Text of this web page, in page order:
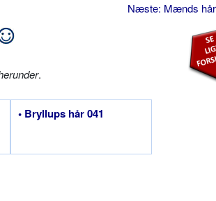
Næste: Mænds
.
• Bryllups hår 041